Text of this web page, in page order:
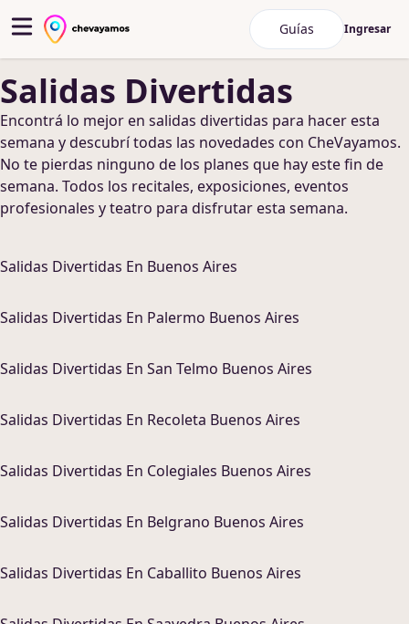
Guías Ingresar
Salidas Divertidas
Encontrá lo mejor en salidas divertidas para hacer esta
semana y descubrí todas las novedades con CheVayamos.
No te pierdas ninguno de los planes que hay este fin de
semana. Todos los recitales, exposiciones, eventos
profesionales y teatro para disfrutar esta semana.
Salidas Divertidas En Buenos Aires
Salidas Divertidas En Palermo Buenos Aires
Salidas Divertidas En San Telmo Buenos Aires
Salidas Divertidas En Recoleta Buenos Aires
Salidas Divertidas En Colegiales Buenos Aires
Salidas Divertidas En Belgrano Buenos Aires
Salidas Divertidas En Caballito Buenos Aires